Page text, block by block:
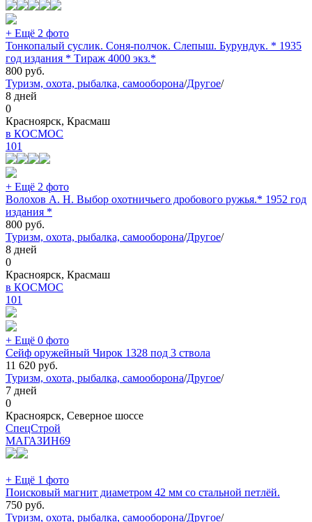
+ Ещё 2 фото
Тонкопалый суслик. Соня-полчок. Слепыш. Бурундук. * 1935
год издания * Тираж 4000 экз.*
800 руб.
Туризм, охота, рыбалка, самооборона/Другое/
8 дней
0
Красноярск, Красмаш
в КОСМОС
101
+ Ещё 2 фото
Волохов А. Н. Выбор охотничьего дробового ружья.* 1952 год
издания *
800 руб.
Туризм, охота, рыбалка, самооборона/Другое/
8 дней
0
Красноярск, Красмаш
в КОСМОС
101
+ Ещё 0 фото
Сейф оружейный Чирок 1328 под 3 ствола
11 620 руб.
Туризм, охота, рыбалка, самооборона/Другое/
7 дней
0
Красноярск, Северное шоссе
СпецСтрой
МАГАЗИН69
+ Ещё 1 фото
Поисковый магнит диаметром 42 мм со стальной петлёй.
750 руб.
Туризм, охота, рыбалка, самооборона/Другое/